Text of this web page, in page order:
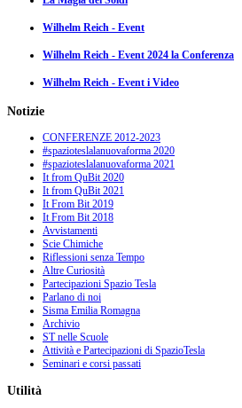
Wilhelm Reich - Event
Wilhelm Reich - Event 2024 la Conferenza
Wilhelm Reich - Event i Video
Notizie
CONFERENZE 2012-2023
#spazioteslalanuovaforma 2020
#spazioteslalanuovaforma 2021
It from QuBit 2020
It from QuBit 2021
It From Bit 2019
It From Bit 2018
Avvistamenti
Scie Chimiche
Riflessioni senza Tempo
Altre Curiosità
Partecipazioni Spazio Tesla
Parlano di noi
Sisma Emilia Romagna
Archivio
ST nelle Scuole
Attività e Partecipazioni di SpazioTesla
Seminari e corsi passati
Utilità